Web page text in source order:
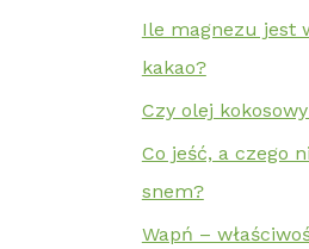
Ile magnezu jest
kakao?
Czy olej
Co jeść, a czego
snem?
Wapń –